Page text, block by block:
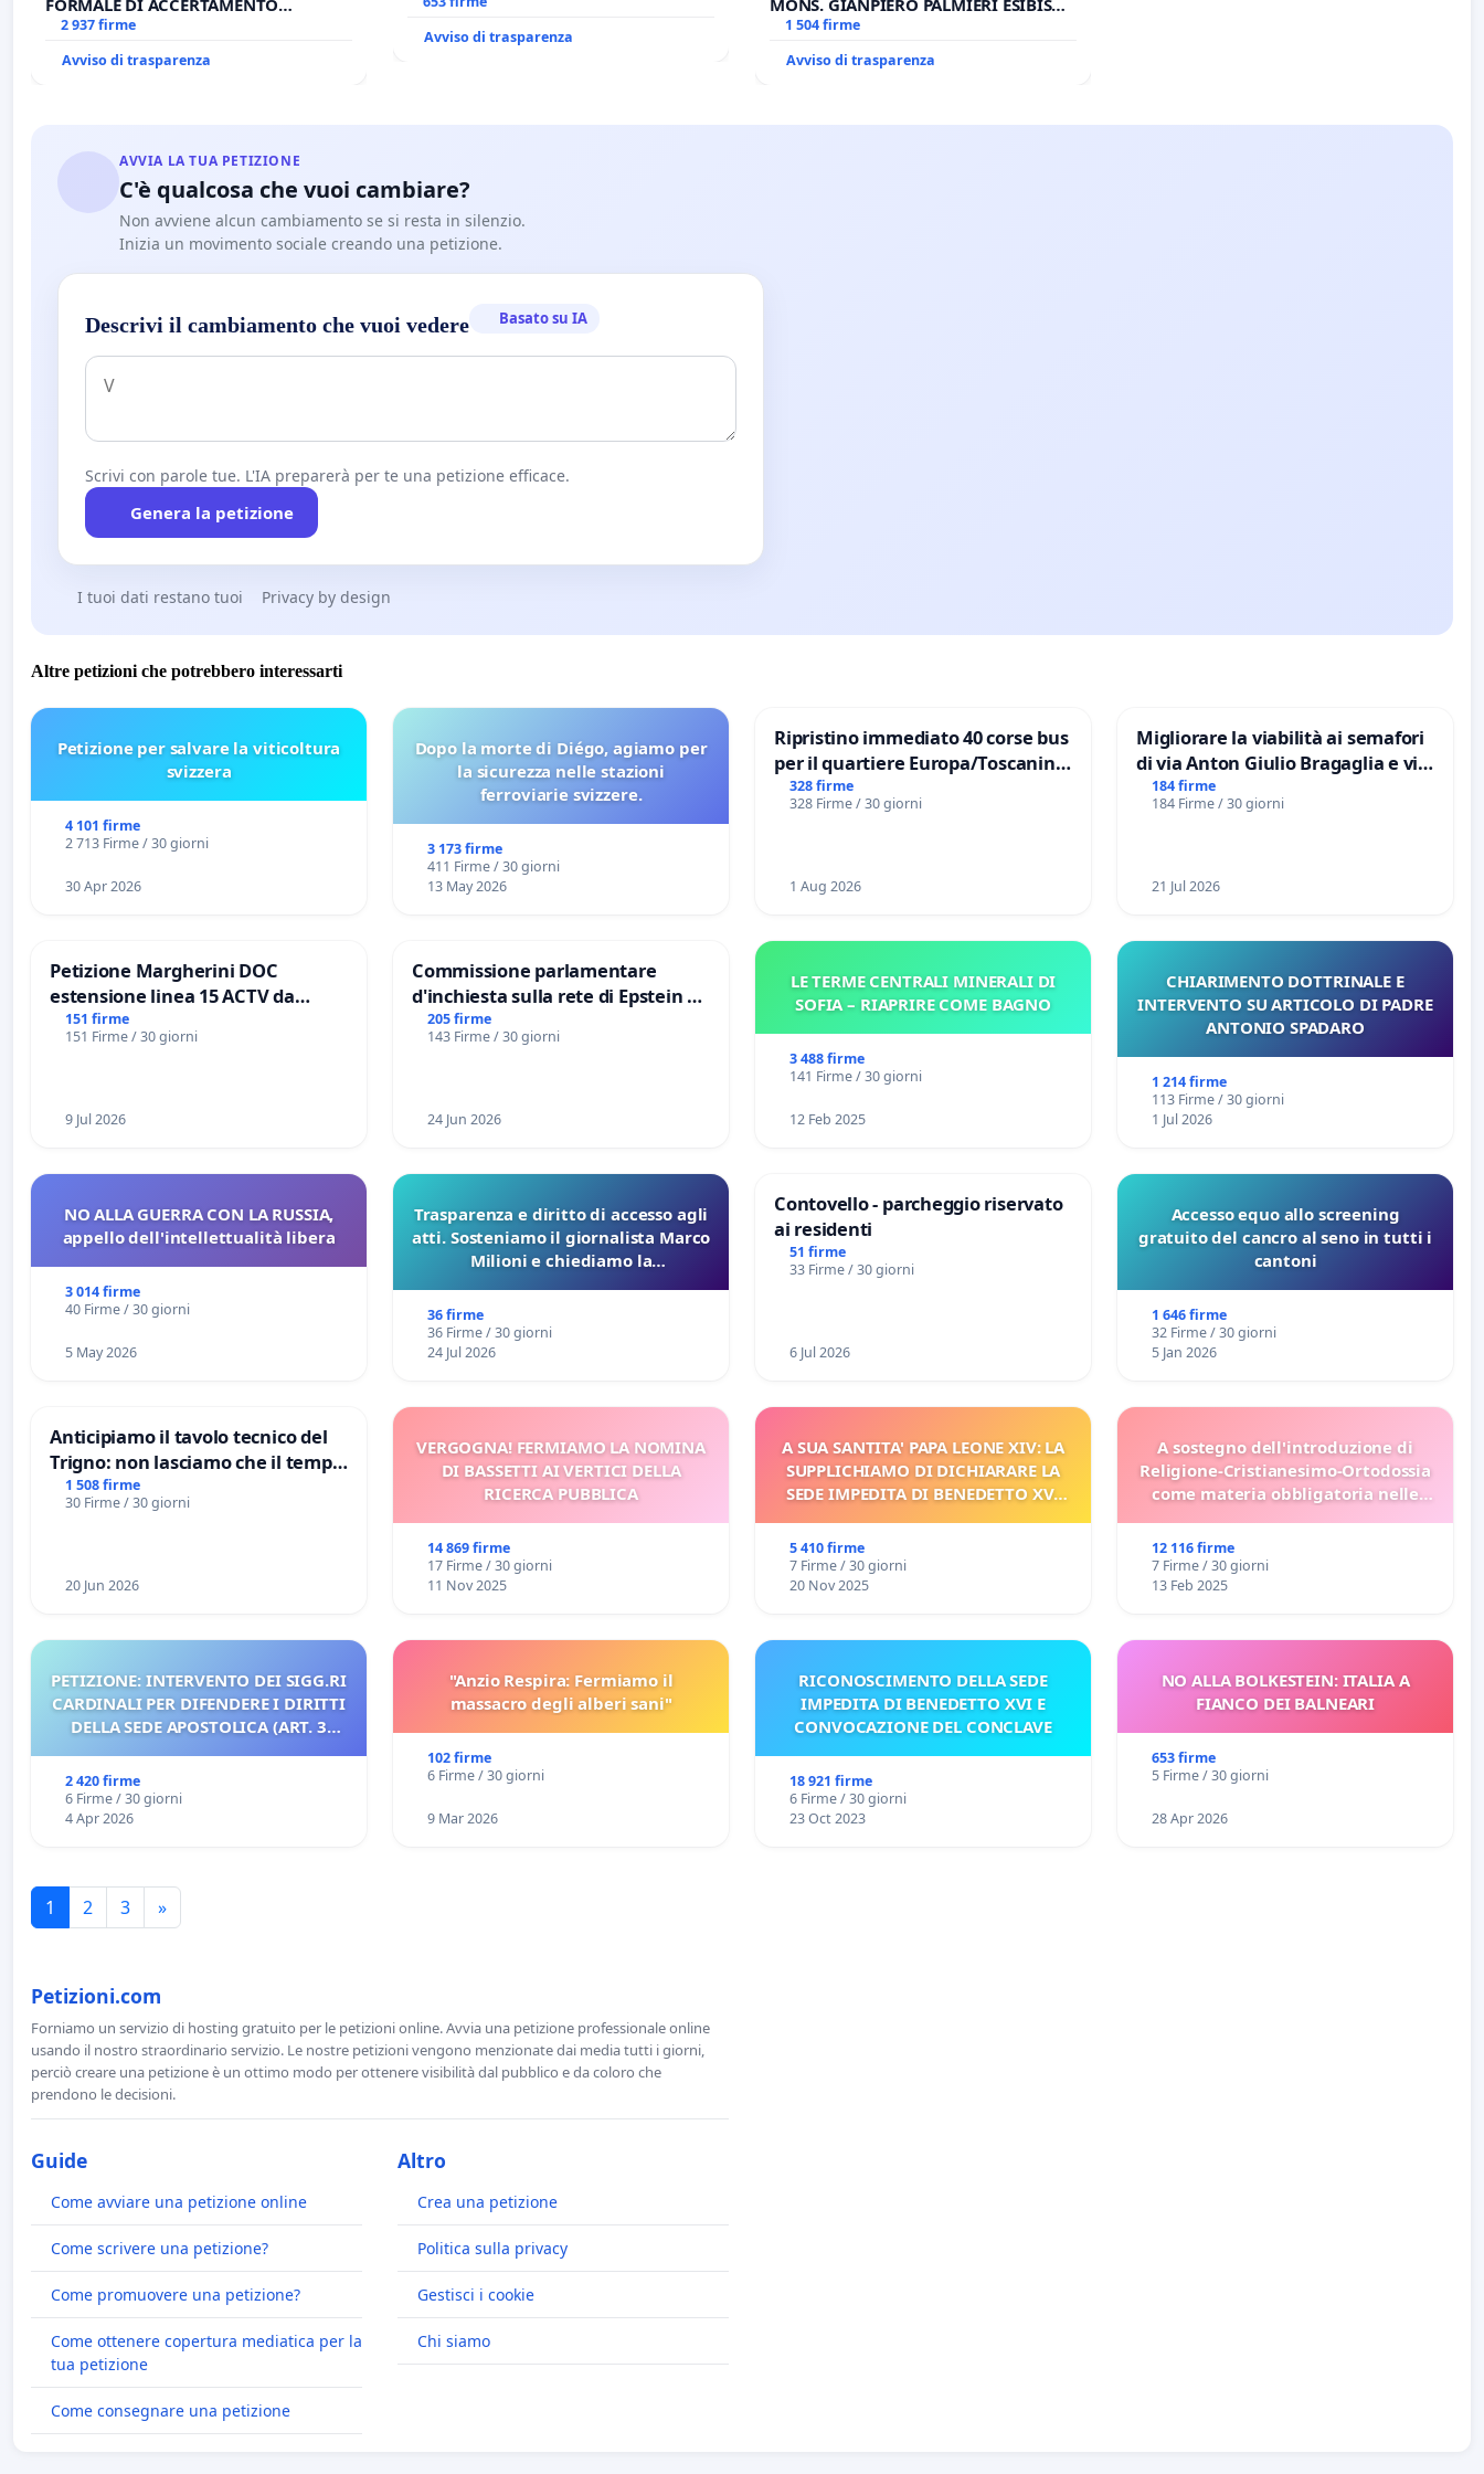
FORMALE DI ACCERTAMENTO
CANONICO SU ELEZIONE LEONE XIV
2 937 firme
Avviso di trasparenza
Avviso di trasparenza
MONS. GIANPIERO PALMIERI ESIBISCE
OPERE DI RUPNIK?
1 504 firme
Avviso di trasparenza
AVVIA LA TUA PETIZIONE
C'è qualcosa che vuoi cambiare?
Non avviene alcun cambiamento se si resta in silenzio.
Inizia un movimento sociale creando una petizione.
Descrivi il cambiamento che vuoi vedere Basato su IA
Scrivi con parole tue. L'IA preparerà per te una petizione efficace.
Genera la petizione
I tuoi dati restano tuoi Privacy by design
Altre petizioni che potrebbero interessarti
Petizione per salvare la viticoltura
svizzera
4 101 firme
2 713 Firme / 30 giorni
30 Apr 2026
Dopo la morte di Diégo, agiamo per
la sicurezza nelle stazioni
ferroviarie svizzere.
3 173 firme
411 Firme / 30 giorni
13 May 2026
Ripristino immediato 40 corse bus
per il quartiere Europa/Toscanini
di Aprilia
328 firme
328 Firme / 30 giorni
1 Aug 2026
Migliorare la viabilità ai semafori
di via Anton Giulio Bragaglia e via
Tieri XV MUNICIPIO DI ROMA
184 firme
184 Firme / 30 giorni
21 Jul 2026
Petizione Margherini DOC
estensione linea 15 ACTV da
Marghera P.zza S. Antonio
all'aeroporto Marco Polo tariffa a
151 firme
151 Firme / 30 giorni
9 Jul 2026
Commissione parlamentare
d'inchiesta sulla rete di Epstein e
del Mossad: verità sugli Epstein
Files
205 firme
143 Firme / 30 giorni
24 Jun 2026
LE TERME CENTRALI MINERALI DI
SOFIA – RIAPRIRE COME BAGNO
3 488 firme
141 Firme / 30 giorni
12 Feb 2025
CHIARIMENTO DOTTRINALE E
INTERVENTO SU ARTICOLO DI PADRE
ANTONIO SPADARO
1 214 firme
113 Firme / 30 giorni
1 Jul 2026
NO ALLA GUERRA CON LA RUSSIA,
appello dell'intellettualità libera
3 014 firme
40 Firme / 30 giorni
5 May 2026
Trasparenza e diritto di accesso agli
atti. Sosteniamo il giornalista Marco
Milioni e chiediamo la
sulla Pedemontana Veneta
36 firme
36 Firme / 30 giorni
24 Jul 2026
Contovello - parcheggio riservato
ai residenti
51 firme
33 Firme / 30 giorni
6 Jul 2026
Accesso equo allo screening
gratuito del cancro al seno in tutti i
cantoni
1 646 firme
32 Firme / 30 giorni
5 Jan 2026
Anticipiamo il tavolo tecnico del
Trigno: non lasciamo che il tempo
rallenti le ricerche di Domenico
Racanati
1 508 firme
30 Firme / 30 giorni
20 Jun 2026
VERGOGNA! FERMIAMO LA NOMINA
DI BASSETTI AI VERTICI DELLA
RICERCA PUBBLICA
14 869 firme
17 Firme / 30 giorni
11 Nov 2025
A SUA SANTITA' PAPA LEONE XIV: LA
SUPPLICHIAMO DI DICHIARARE LA
SEDE IMPEDITA DI BENEDETTO XVI
5 410 firme
7 Firme / 30 giorni
20 Nov 2025
A sostegno dell'introduzione di
Religione-Cristianesimo-Ortodossia
come materia obbligatoria nelle
12 116 firme
7 Firme / 30 giorni
13 Feb 2025
PETIZIONE: INTERVENTO DEI SIGG.RI
CARDINALI PER DIFENDERE I DIRITTI
DELLA SEDE APOSTOLICA (ART. 3
2 420 firme
6 Firme / 30 giorni
4 Apr 2026
"Anzio Respira: Fermiamo il
massacro degli alberi sani"
102 firme
6 Firme / 30 giorni
9 Mar 2026
RICONOSCIMENTO DELLA SEDE
IMPEDITA DI BENEDETTO XVI E
CONVOCAZIONE DEL CONCLAVE
18 921 firme
6 Firme / 30 giorni
23 Oct 2023
NO ALLA BOLKESTEIN: ITALIA A
FIANCO DEI BALNEARI
653 firme
5 Firme / 30 giorni
28 Apr 2026
1 2 3 »
Petizioni.com
Forniamo un servizio di hosting gratuito per le petizioni online. Avvia una petizione professionale online
usando il nostro straordinario servizio. Le nostre petizioni vengono menzionate dai media tutti i giorni,
perciò creare una petizione è un ottimo modo per ottenere visibilità dal pubblico e da coloro che
prendono le decisioni.
Guide
Come avviare una petizione online
Come scrivere una petizione?
Come promuovere una petizione?
Come ottenere copertura mediatica per la
tua petizione
Come consegnare una petizione
Altro
Crea una petizione
Politica sulla privacy
Gestisci i cookie
Chi siamo